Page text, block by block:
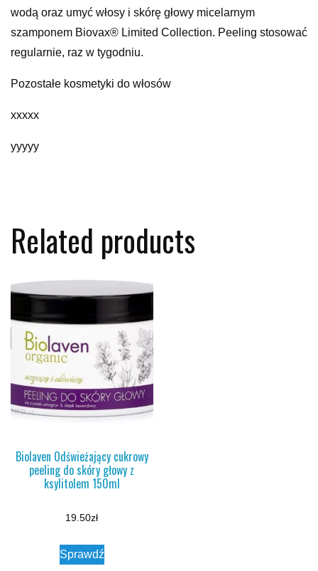
wodą oraz umyć włosy i skórę głowy micelarnym
szamponem Biovax® Limited Collection. Peeling stosować
regularnie, raz w tygodniu.
Pozostałe kosmetyki do włosów
xxxxx
yyyyy
Related products
Biolaven Odświeżający cukrowy
peeling do skóry głowy z
ksylitolem 150ml
19.50zł
Sprawdź